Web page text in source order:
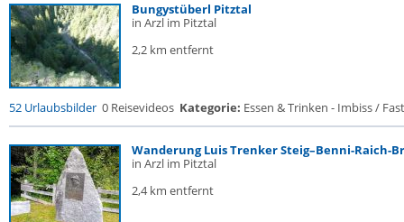
Bungystüberl Pitztal
in Arzl im Pitztal
2,2 km entfernt
52 Urlaubsbilder 0 Reisevideos Kategorie: Essen & Trinken - Imbiss /
Wanderung Luis Trenker Steig–Benni-Raich-
in Arzl im Pitztal
2,4 km entfernt